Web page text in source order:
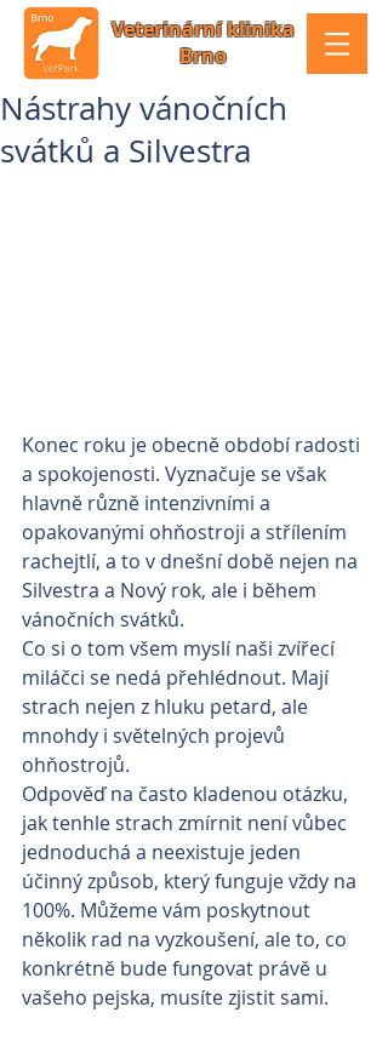
Veterinární klinika
Brno
Nástrahy vánočních
svátků a Silvestra
Konec roku je obecně období radosti
a spokojenosti. Vyznačuje se však
hlavně různě intenzivními a
opakovanými ohňostroji a střílením
rachejtlí, a to v dnešní době nejen na
Silvestra a Nový rok, ale i během
vánočních svátků.
Co si o tom všem myslí naši zvířecí
miláčci se nedá přehlédnout. Mají
strach nejen z hluku petard, ale
mnohdy i světelných projevů
ohňostrojů.
Odpověď na často kladenou otázku,
jak tenhle strach zmírnit není vůbec
jednoduchá a neexistuje jeden
účinný způsob, který funguje vždy na
100%. Můžeme vám poskytnout
několik rad na vyzkoušení, ale to, co
konkrétně bude fungovat právě u
vašeho pejska, musíte zjistit sami.